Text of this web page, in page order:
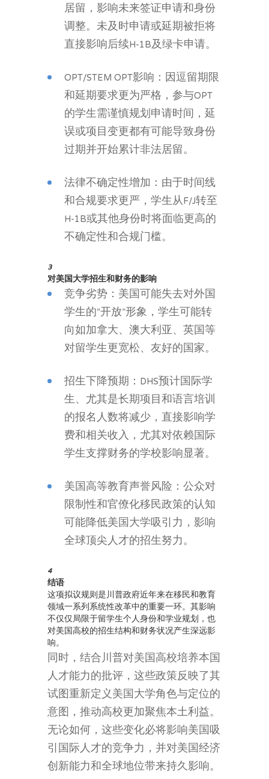
居留，影响未来签证申请和身份
调整。未及时申请或延期被拒将
直接影响后续H-1B及绿卡申请。
OPT/STEM OPT影响：因逗留期限
和延期要求更为严格，参与OPT
的学生需谨慎规划申请时间，延
误或项目变更都有可能导致身份
过期并开始累计非法居留。
法律不确定性增加：由于时间线
和合规要求更严，学生从F/J转至
H-1B或其他身份时将面临更高的
不确定性和合规门槛。
3
对美国大学招生和财务的影响
竞争劣势：美国可能失去对外国
学生的“开放”形象，学生可能转
向如加拿大、澳大利亚、英国等
对留学生更宽松、友好的国家。
招生下降预期：DHS预计国际学
生、尤其是长期项目和语言培训
的报名人数将减少，直接影响学
费和相关收入，尤其对依赖国际
学生支撑财务的学校影响显著。
美国高等教育声誉风险：公众对
限制性和官僚化移民政策的认知
可能降低美国大学吸引力，影响
全球顶尖人才的招生努力。
4
结语
这项拟议规则是川普政府近年来在移民和教育
领域一系列系统性改革中的重要一环。其影响
不仅仅局限于留学生个人身份和学业规划，也
对美国高校的招生结构和财务状况产生深远影
响。
同时，结合川普对美国高校培养本国
人才能力的批评，这些政策反映了其
试图重新定义美国大学角色与定位的
意图，推动高校更加聚焦本土利益。
无论如何，这些变化必将影响美国吸
引国际人才的竞争力，并对美国经济
创新能力和全球地位带来持久影响。